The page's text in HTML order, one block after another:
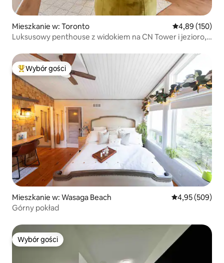
Mieszkanie w: Toronto Średnia
4,89 (150)
Luksusowy penthouse z widokiem na CN Tower i jezioro,
Najpopularniejsze z kategorii Wybór gości
Wybór gości
Mieszkanie w: Wasaga Beach Średnia
4,95 (509)
Górny pokład
Wybór gości
Wybór gości